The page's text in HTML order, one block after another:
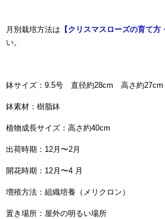
月別栽培方法は 【クリスマスローズの育て方
い。
鉢サイズ：9.5号 直径約28cm 高さ約27cm
鉢素材：樹脂鉢
植物成長サイズ：高さ約40cm
出荷時期：12月〜2月
開花時期：12月〜4 月
増殖方法：組織培養（メリクロン）
置き場所：屋外の明るい場所